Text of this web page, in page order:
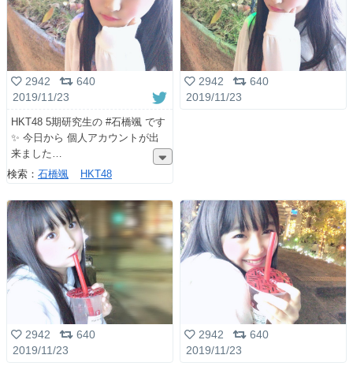
2942
640
2019/11/23
HKT48 5期研究生の #石橋颯 です
✨ 今日から 個人アカウントが出
来ました
検索： 石橋颯 HKT48
2942
640
2019/11/23
2942
640
2019/11/23
2942
640
2019/11/23